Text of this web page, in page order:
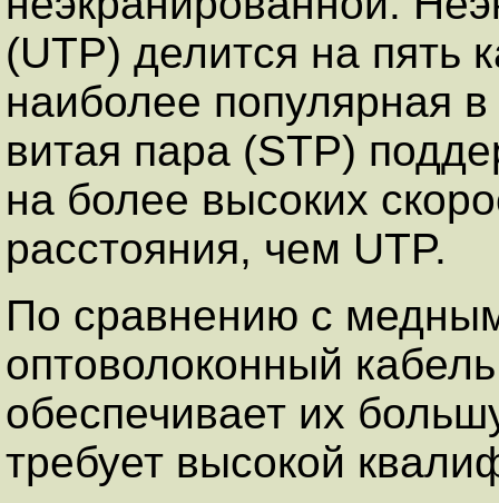
(UTP) делится на пять
наиболее популярная
витая пара (STP)
на более высоких
расстояния, чем UTP.
По сравнению с
оптоволоконный
обеспечивает их
требует высокой